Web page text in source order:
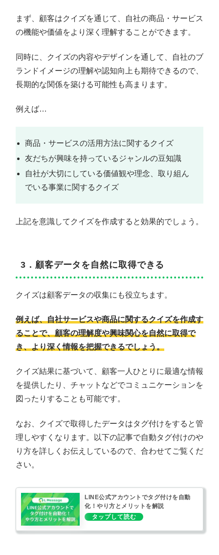
まず、顧客はクイズを通じて、自社の商品・サービス
の機能や価値をより深く理解することができます。
同時に、クイズの内容やデザインを通して、自社のブ
ランドイメージの理解や認知向上も期待できるので、
長期的な関係を築ける可能性も高まります。
例えば…
商品・サービスの活用方法に関するクイズ
友だちが興味を持っているジャンルの豆知識
自社が大切にしている価値観や理念、取り組ん
でいる事業に関するクイズ
上記を意識してクイズを作成すると効果的でしょう。
3．顧客データを自然に取得できる
クイズは顧客データの収集にも役立ちます。
例えば、自社サービスや商品に関するクイズを作成す
ることで、顧客の理解度や興味関心を自然に取得で
き、より深く情報を把握できるでしょう。
クイズ結果に基づいて、顧客一人ひとりに最適な情報
を提供したり、チャットなどでコミュニケーションを
図ったりすることも可能です。
なお、クイズで取得したデータはタグ付けをすると管
理しやすくなります。以下の記事で自動タグ付けのや
り方を詳しくお伝えしているので、合わせてご覧くだ
さい。
LINE公式アカウントでタグ付けを自動
化！やり方とメリットを解説